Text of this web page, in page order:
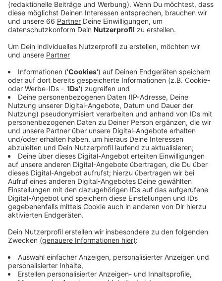
Veröffentlicht:Dienstag, 07.12.2021 06:54
Anzeige
Innerhalb eines Tages wurden 254 Neuinfektionen
gemeldet; die 7-Tage-Inzidenz ist wieder sprunghaft
angestiegen. Um fast 23 (22,9) Punkte auf 325,4. In
NRW legt der Wert um fast sieben (6,7) Punkte zu. In
Deutschland ist die Inzidenz um fast 10 (9,7) Punkte
auf aktuell 432,2 gesunken.
Anzeige
Weitere Infos und Links zum Thema:
Anzeige
Ministerpräsident Wüst lobt Düsseldorfer
Impfkampagne
Corona-Impfungen und Testmöglichkeiten in
Düsseldorf